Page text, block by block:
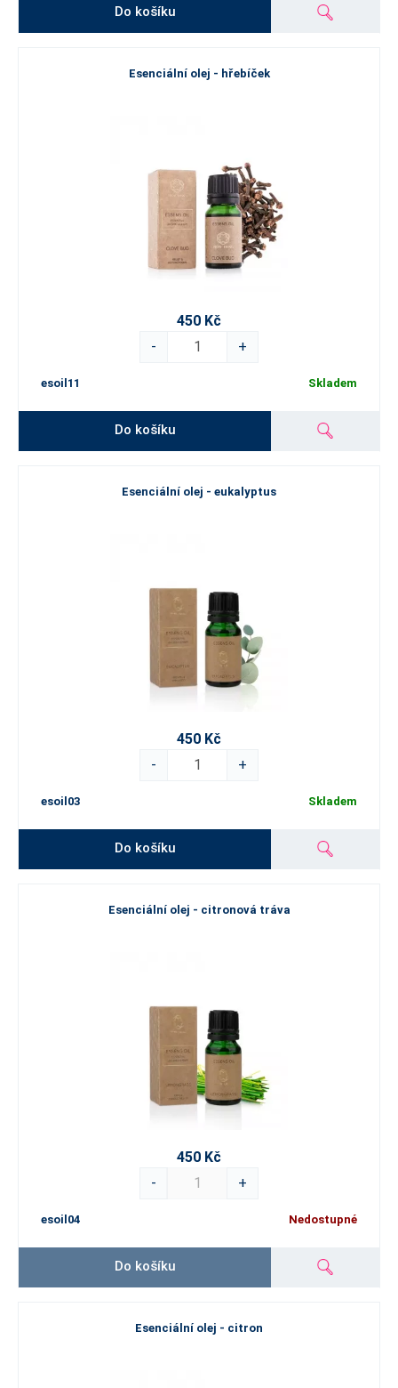
Do košíku
Esenciální olej - hřebíček
450 Kč
-
+
esoil11 Skladem
Do košíku
Esenciální olej - eukalyptus
450 Kč
-
+
esoil03 Skladem
Do košíku
Esenciální olej - citronová tráva
450 Kč
-
+
esoil04 Nedostupné
Do košíku
Esenciální olej - citron